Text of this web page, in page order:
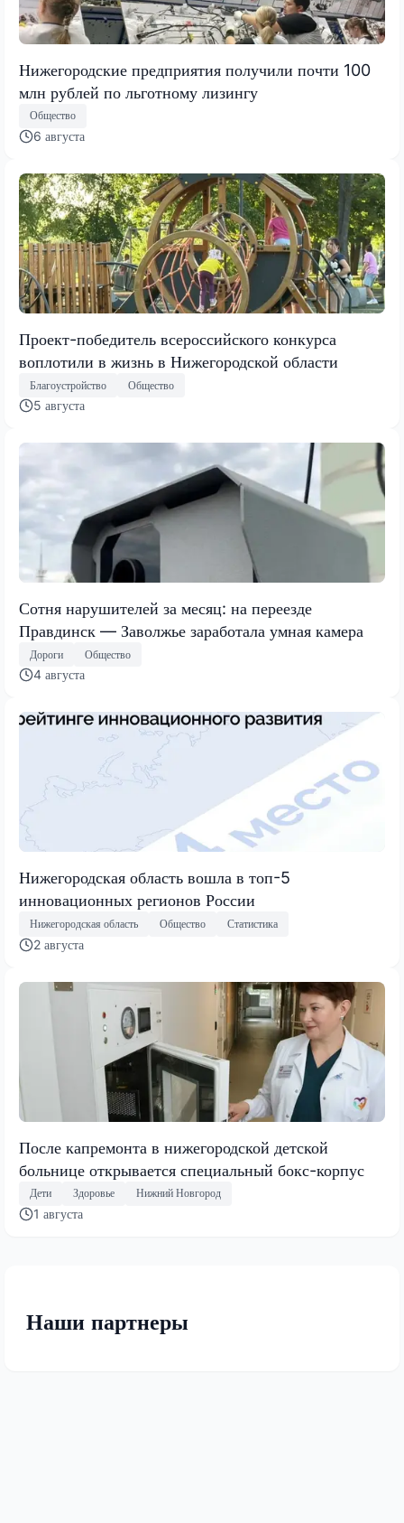
Нижегородские предприятия получили почти 100
млн рублей по льготному лизингу
Общество
6 августа
Проект-победитель всероссийского конкурса
воплотили в жизнь в Нижегородской области
Благоустройство Общество
5 августа
Сотня нарушителей за месяц: на переезде
Правдинск — Заволжье заработала умная камера
Дороги Общество
4 августа
Нижегородская область вошла в топ-5
инновационных регионов России
Нижегородская область Общество Статистика
2 августа
После капремонта в нижегородской детской
больнице открывается специальный бокс-корпус
Дети Здоровье Нижний Новгород
1 августа
Наши партнеры